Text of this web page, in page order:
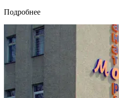
Подробнее